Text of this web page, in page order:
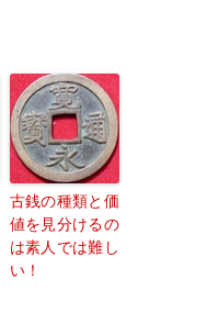
古銭の種類と価
値を見分けるの
は素人では難し
い！